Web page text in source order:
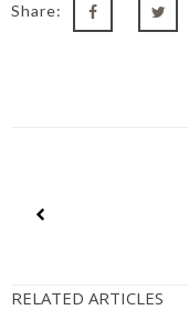
Share:
RELATED ARTICLES